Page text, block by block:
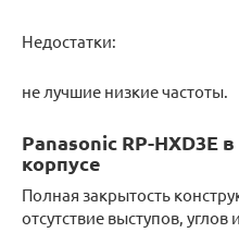
Недостатки:
не лучшие низкие частоты.
Panasonic RP-HXD3E
корпусе
Полная закрытость
отсутствие выступов,